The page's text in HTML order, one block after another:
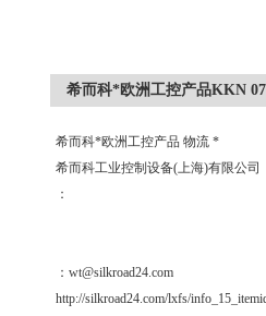
希而科*欧洲工控产品KKN
希而科*欧洲工控产品 物流 *
希而科工业控制设备(上海)有限公
：
：wt@silkroad24.com
http://silkroad24.com/lxfs/